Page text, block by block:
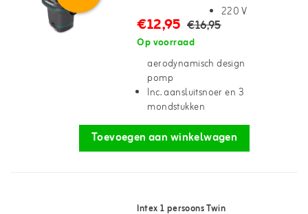
€12,95 €16,95
Op voorraad
220 V
aerodynamisch design
pomp
Inc. aansluitsnoer en 3
mondstukken
Toevoegen aan winkelwagen
Intex 1 persoons Twin